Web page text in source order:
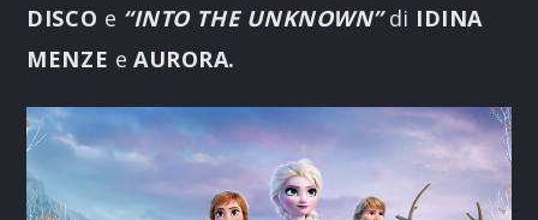
DISCO e “INTO THE UNKNOWN”di IDINA
MENZE e AURORA.